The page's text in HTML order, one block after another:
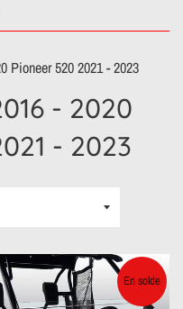
Pioneer 520 2021 - 2023
- 2020
- 2023
En solde